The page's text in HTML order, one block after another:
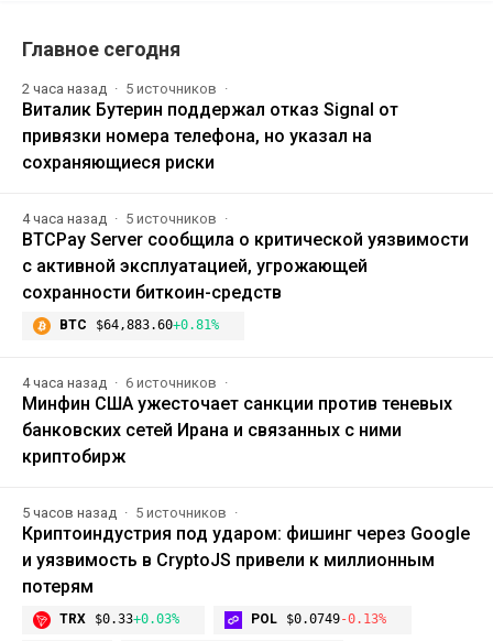
Главное сегодня
2 часа назад 5 источников
Виталик Бутерин поддержал отказ Signal от
привязки номера телефона, но указал на
сохраняющиеся риски
4 часа назад 5 источников
BTCPay Server сообщила о критической уязвимости
с активной эксплуатацией, угрожающей
сохранности биткоин-средств
BTC $64,883.60+0.81%
4 часа назад 6 источников
Минфин США ужесточает санкции против теневых
банковских сетей Ирана и связанных с ними
криптобирж
5 часов назад 5 источников
Криптоиндустрия под ударом: фишинг через Google
и уязвимость в CryptoJS привели к миллионным
потерям
TRX $0.33+0.03% POL $0.0749-0.13%